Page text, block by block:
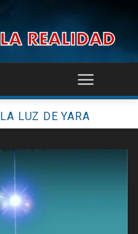
LA LUZ DE YARA